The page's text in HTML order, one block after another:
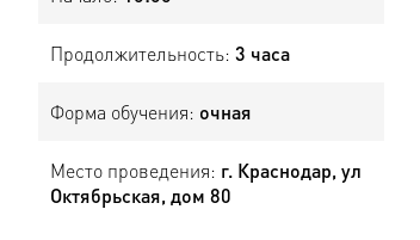
Продолжительность: 3 часа
Форма обучения: очная
Место проведения: г. Краснодар, ул
Октябрьская, дом 80